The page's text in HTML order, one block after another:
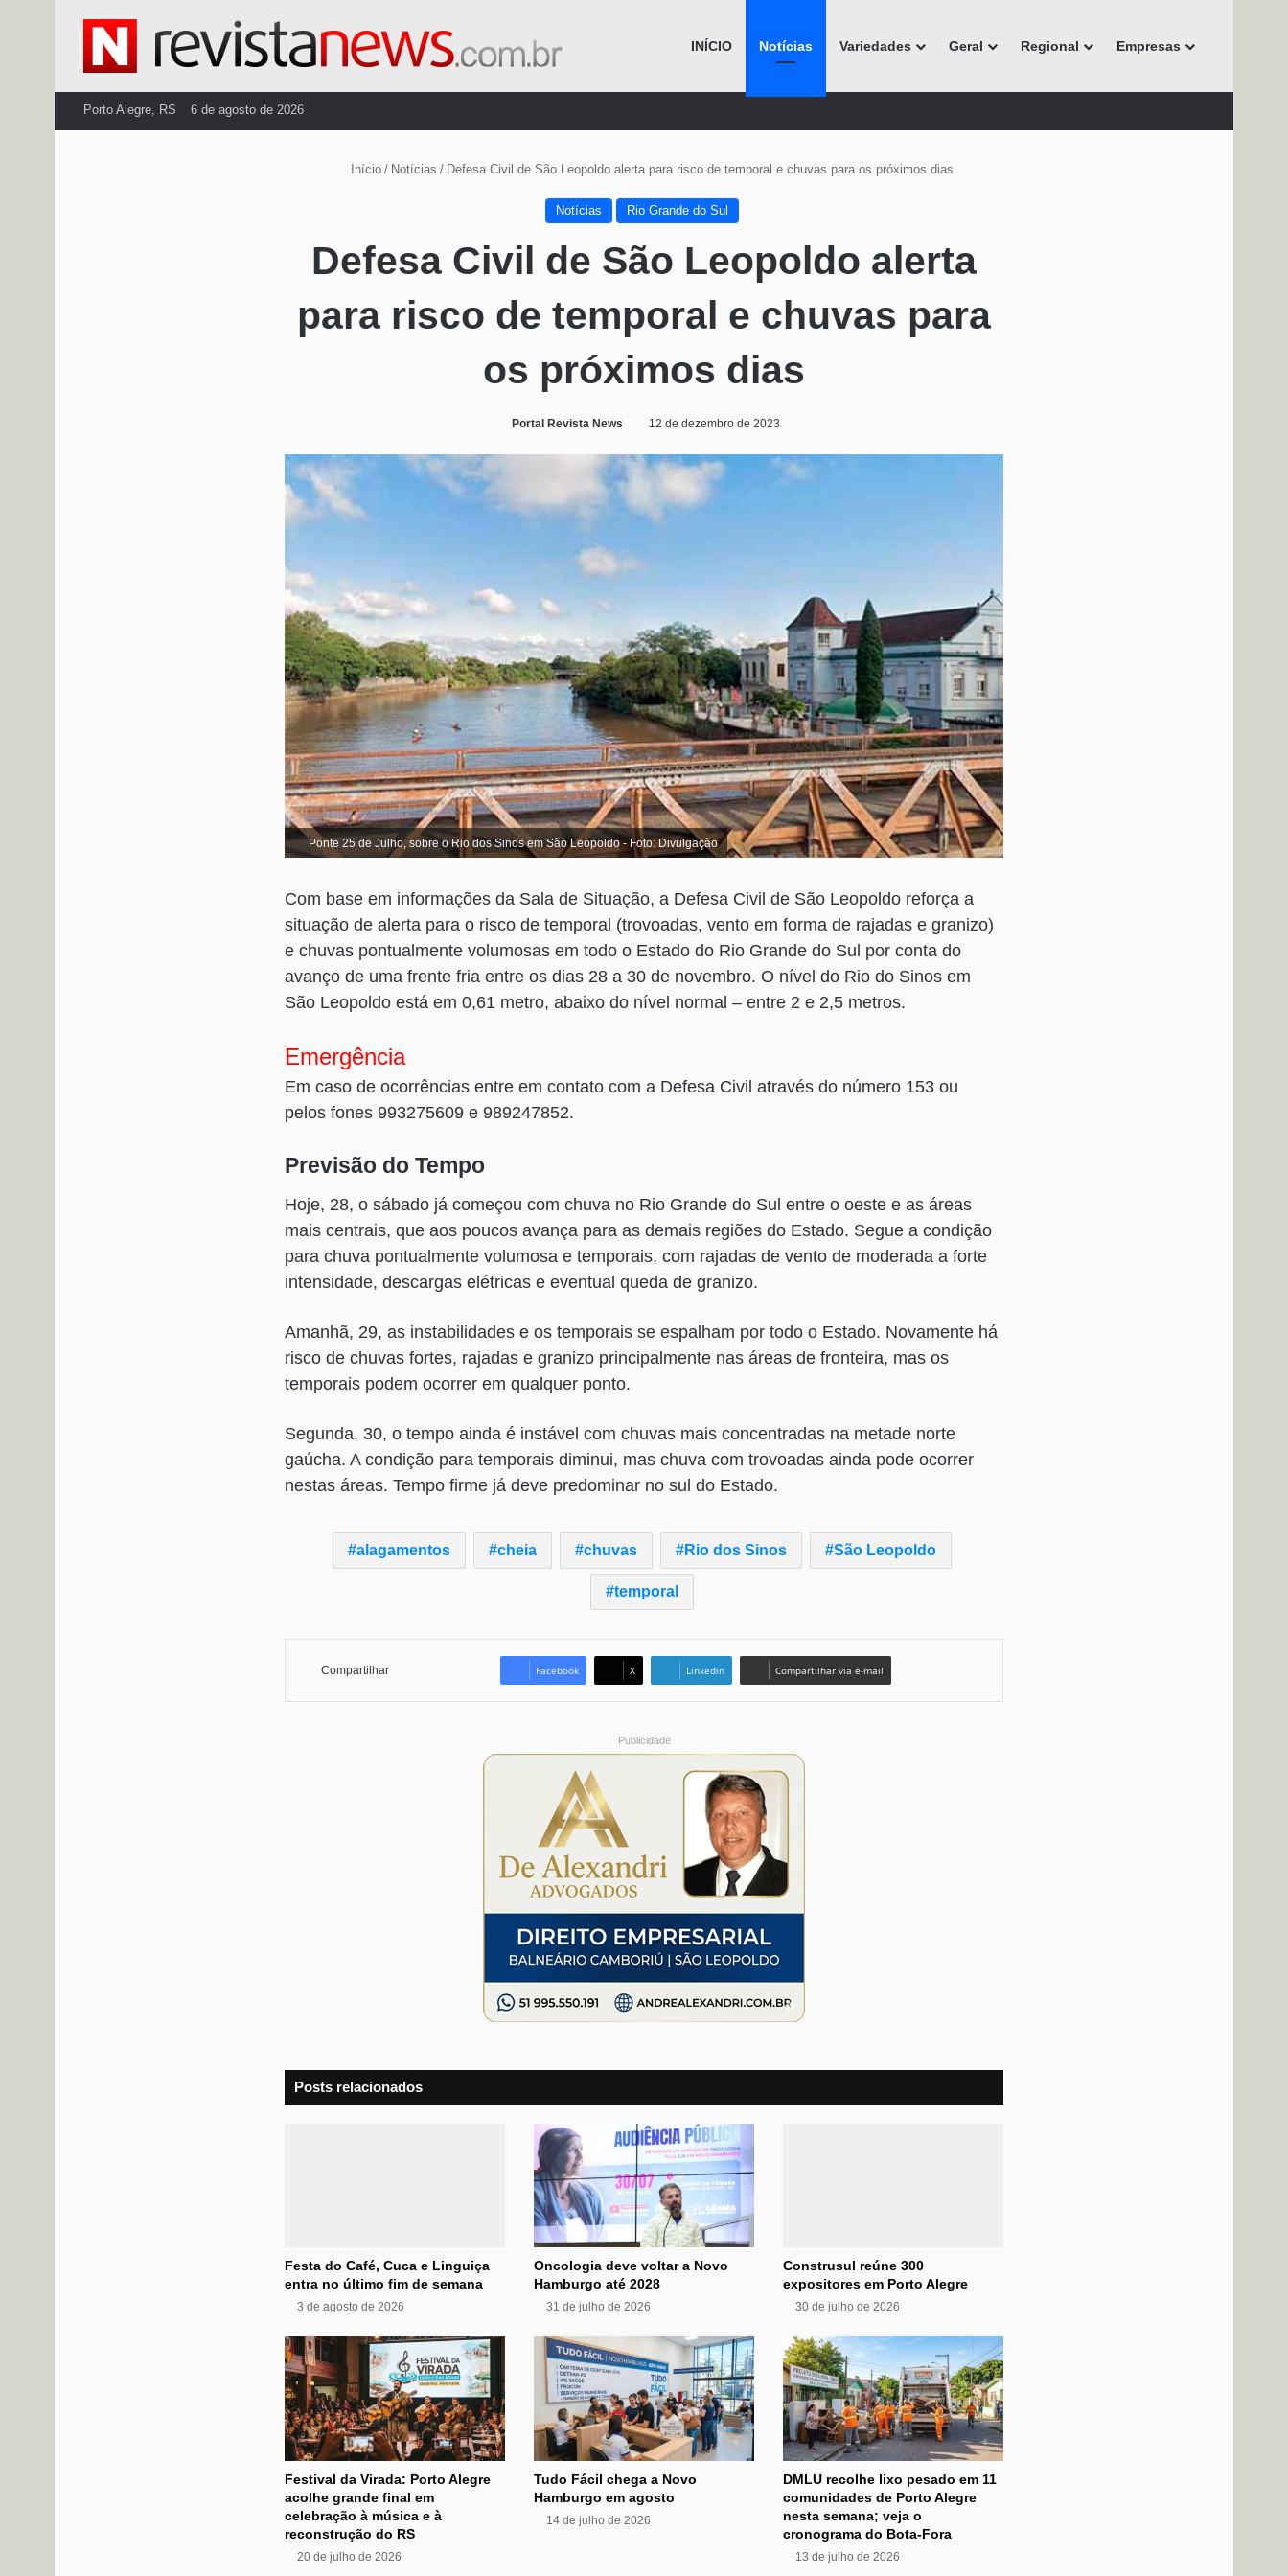
INÍCIO Notícias Variedades Geral Regional Empresas
Porto Alegre, RS 6 de agosto de 2026
Início / Notícias / Defesa Civil de São Leopoldo alerta para risco de temporal e chuvas para os próximos dias
Notícias Rio Grande do Sul
Defesa Civil de São Leopoldo alerta
para risco de temporal e chuvas para
os próximos dias
Portal Revista News 12 de dezembro de 2023
Ponte 25 de Julho, sobre o Rio dos Sinos em São Leopoldo - Foto: Divulgação
Com base em informações da Sala de Situação, a Defesa Civil de São Leopoldo reforça a
situação de alerta para o risco de temporal (trovoadas, vento em forma de rajadas e granizo)
e chuvas pontualmente volumosas em todo o Estado do Rio Grande do Sul por conta do
avanço de uma frente fria entre os dias 28 a 30 de novembro. O nível do Rio do Sinos em
São Leopoldo está em 0,61 metro, abaixo do nível normal – entre 2 e 2,5 metros.
Emergência
Em caso de ocorrências entre em contato com a Defesa Civil através do número 153 ou
pelos fones 993275609 e 989247852.
Previsão do Tempo
Hoje, 28, o sábado já começou com chuva no Rio Grande do Sul entre o oeste e as áreas
mais centrais, que aos poucos avança para as demais regiões do Estado. Segue a condição
para chuva pontualmente volumosa e temporais, com rajadas de vento de moderada a forte
intensidade, descargas elétricas e eventual queda de granizo.
Amanhã, 29, as instabilidades e os temporais se espalham por todo o Estado. Novamente há
risco de chuvas fortes, rajadas e granizo principalmente nas áreas de fronteira, mas os
temporais podem ocorrer em qualquer ponto.
Segunda, 30, o tempo ainda é instável com chuvas mais concentradas na metade norte
gaúcha. A condição para temporais diminui, mas chuva com trovoadas ainda pode ocorrer
nestas áreas. Tempo firme já deve predominar no sul do Estado.
alagamentos cheia chuvas Rio dos Sinos São Leopoldo
temporal
Compartilhar Facebook X Linkedin Compartilhar via e-mail
Publicidade
Posts relacionados
Festa do Café, Cuca e Linguiça
entra no último fim de semana
3 de agosto de 2026
Oncologia deve voltar a Novo
Hamburgo até 2028
31 de julho de 2026
Construsul reúne 300
expositores em Porto Alegre
30 de julho de 2026
Festival da Virada: Porto Alegre
acolhe grande final em
celebração à música e à
reconstrução do RS
20 de julho de 2026
Tudo Fácil chega a Novo
Hamburgo em agosto
14 de julho de 2026
DMLU recolhe lixo pesado em 11
comunidades de Porto Alegre
nesta semana; veja o
cronograma do Bota-Fora
13 de julho de 2026